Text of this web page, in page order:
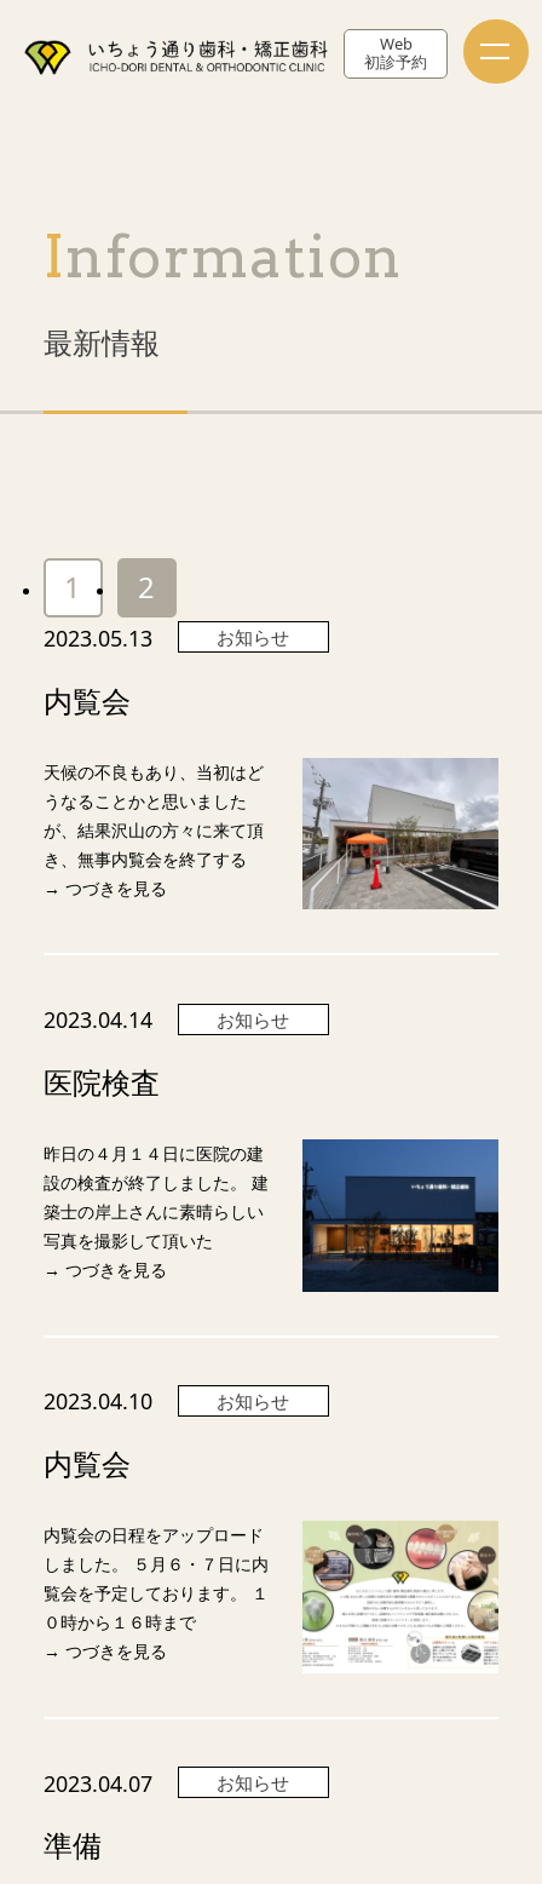
Web
初診予約
Information
最新情報
2023.05.13 お知らせ
内覧会
天候の不良もあり、当初はど
うなることかと思いました
が、結果沢山の方々に来て頂
き、無事内覧会を終了する
→ つづきを見る
2023.04.14 お知らせ
医院検査
昨日の４月１４日に医院の建
設の検査が終了しました。 建
築士の岸上さんに素晴らしい
写真を撮影して頂いた
→ つづきを見る
2023.04.10 お知らせ
内覧会
内覧会の日程をアップロード
しました。 ５月６・７日に内
覧会を予定しております。 １
０時から１６時まで
→ つづきを見る
2023.04.07 お知らせ
準備
1 2